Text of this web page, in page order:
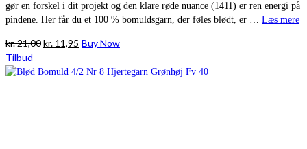
gør en forskel i dit projekt og den klare røde nuance (1411) er ren energi på
pindene. Her får du et 100 % bomuldsgarn, der føles blødt, er … Læs mere
kr.21,00Den
pris
kr. 11,95 Den
pris
Buy Now
Tilbud